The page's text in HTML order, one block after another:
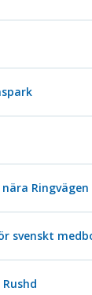
Ringvägen
svenskt